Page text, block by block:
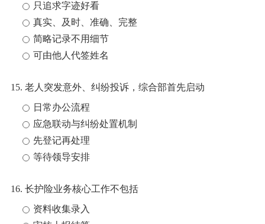
只追求字迹好看
真实、及时、准确、完整
简略记录不用细节
可由他人代签姓名
15. 老人突发意外、纠纷投诉，综合部首先启动
日常办公流程
应急联动与纠纷处置机制
先登记再处理
等待领导安排
16. 长护险业务核心工作不包括
资料收集录入